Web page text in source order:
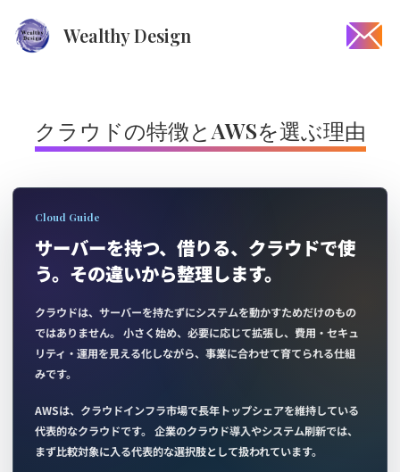
Wealthy Design
クラウドの特徴とAWSを選ぶ理由
Cloud Guide
サーバーを持つ、借りる、クラウドで使
う。その違いから整理します。
クラウドは、サーバーを持たずにシステムを動かすためだけのもの
ではありません。 小さく始め、必要に応じて拡張し、費用・セキュ
リティ・運用を見える化しながら、事業に合わせて育てられる仕組
みです。
AWSは、クラウドインフラ市場で長年トップシェアを維持している
代表的なクラウドです。 企業のクラウド導入やシステム刷新では、
まず比較対象に入る代表的な選択肢として扱われています。